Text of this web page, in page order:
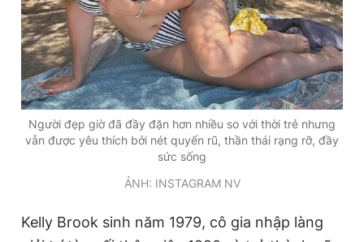
Người đẹp giờ đã đầy đặn hơn nhiều so với thời trẻ nhưng
vẫn được yêu thích bởi nét quyến rũ, thần thái rạng rỡ, đầy
sức sống
ẢNH: INSTAGRAM NV
Kelly Brook sinh năm 1979, cô gia nhập làng